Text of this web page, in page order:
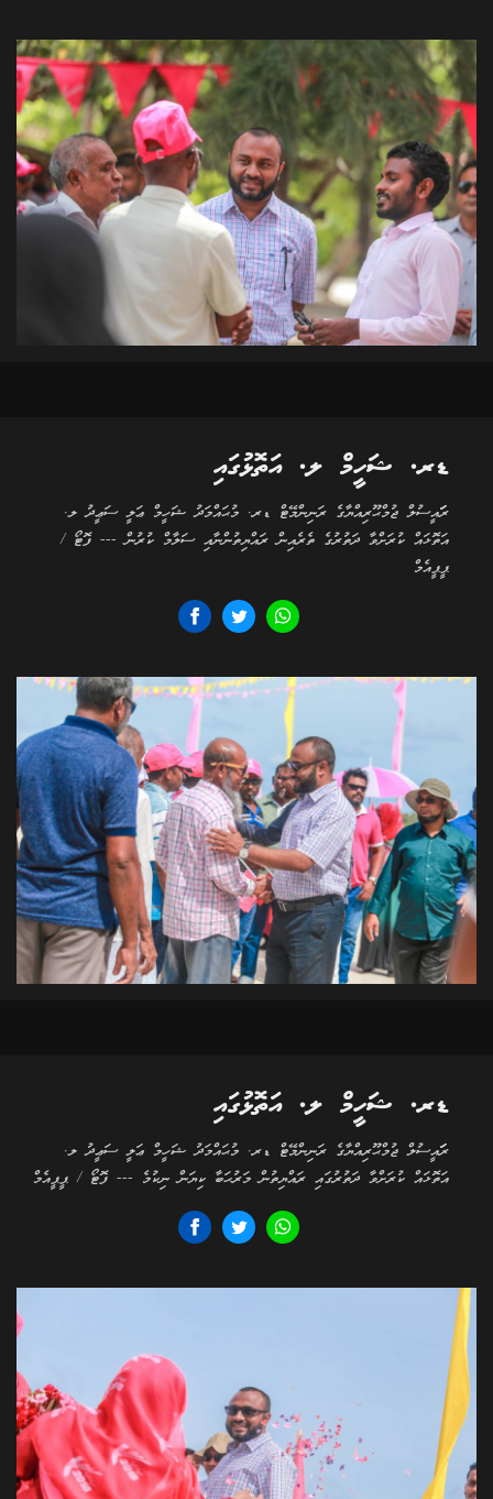
ޑރ. ޝަހީމް ލ. އަތޮޅުގައި
ރަަައީސުލް ޖުމްޙޫރިއްޔާގެ ރަނިންމޭޓް ޑރ. މުޙައްމަދު ޝަހީމް ޢަލީ ސަޢީދު ލ.
އަތޮޅައް ކުރަށްވާ ދަތުރުގެ ތެރެއިން ރައްޔިތުންނާއި ސަލާމް ކުރުން --- ފޮޓޯ /
ޕީޕީއެމް
ޑރ. ޝަހީމް ލ. އަތޮޅުގައި
ރަަައީސުލް ޖުމްޙޫރިއްޔާގެ ރަނިންމޭޓް ޑރ. މުޙައްމަދު ޝަހީމް ޢަލީ ސަޢީދު ލ.
އަތޮޅައް ކުރަށްވާ ދަތުރުގައި ރައްޔިތުން މަރުޙަބާ ކިޔަން ނިކުމެ --- ފޮޓޯ / ޕީޕީއެމް